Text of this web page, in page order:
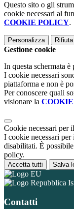
Questo sito o gli
cookie necessari al
COOKIE POLICY.
Personalizza
Gestione cookie
In questa schermata
I cookie necessari
piattaforma e non è
Per conoscere quali
visionare la
Cookie necessari per
I cookie necessari per
disabilitati. È
policy.
Accetta tutti Salva
Contatti